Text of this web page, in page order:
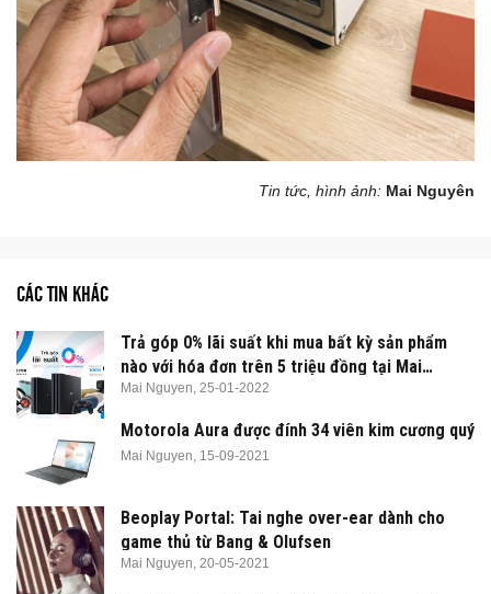
Tin tức, hình ảnh: Mai Nguyên
CÁC TIN KHÁC
Trả góp 0% lãi suất khi mua bất kỳ sản phẩm
nào với hóa đơn trên 5 triệu đồng tại Mai
Nguyên
Mai Nguyen, 25-01-2022
Motorola Aura được đính 34 viên kim cương quý
Mai Nguyen, 15-09-2021
Beoplay Portal: Tai nghe over-ear dành cho
game thủ từ Bang & Olufsen
Mai Nguyen, 20-05-2021